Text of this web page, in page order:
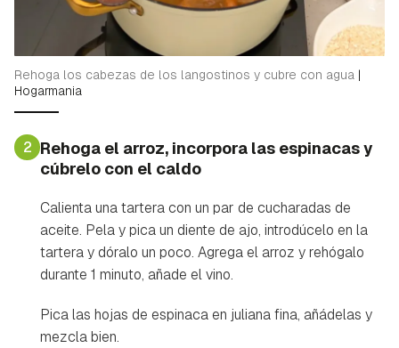
Rehoga los cabezas de los langostinos y cubre con agua |
Hogarmania
2 Rehoga el arroz, incorpora las espinacas y
cúbrelo con el caldo
Calienta una tartera con un par de cucharadas de
aceite. Pela y pica un diente de ajo, introdúcelo en la
tartera y dóralo un poco. Agrega el arroz y rehógalo
durante 1 minuto, añade el vino.
Pica las hojas de espinaca en juliana fina, añádelas y
mezcla bien.